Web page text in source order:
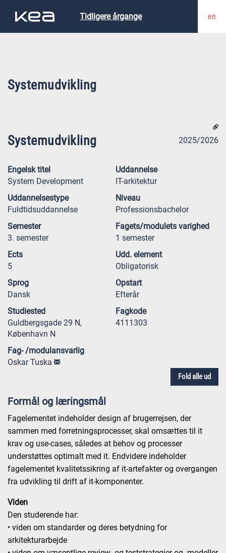
Tidligere årgange en
Systemudvikling
Systemudvikling 2025/2026
Engelsk titel
System Development
Uddannelse
IT-arkitektur
Uddannelsestype
Fuldtidsuddannelse
Niveau
Professionsbachelor
Semester
3. semester
Fagets/modulets varighed
1 semester
Ects
5
Udd. element
Obligatorisk
Sprog
Dansk
Opstart
Efterår
Studiested
Guldbergsgade 29 N,
København N
Fagkode
4111303
Fag- /modulansvarlig
Oskar Tuska
Fold alle ud
Formål og læringsmål
Fagelementet indeholder design af brugerrejsen, der
sammen med forretningsprocesser, skal omsættes til it
krav og use-cases, således at behov og processer
understøttes optimalt med it. Endvidere indeholder
fagelementet kvalitetssikring af it-artefakter og overgangen
fra udvikling til drift af it-komponenter.
Viden
Den studerende har:
• viden om standarder og deres betydning for
arkitekturarbejde